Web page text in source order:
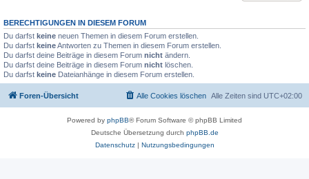
BERECHTIGUNGEN IN DIESEM FORUM
Du darfst keine neuen Themen in diesem Forum erstellen.
Du darfst keineAntworten zu Themen in diesem Forum erstellen.
Du darfst deine Beiträge in diesem Forum nicht ändern.
Du darfst deine Beiträge in diesem Forum nicht löschen.
Du darfst keine Dateianhänge in diesem Forum erstellen.
Foren-Übersicht Alle Zeiten sind UTC+02:00
Alle Cookies löschen
Powered by phpBB® Forum Software © phpBB Limited
Deutsche Übersetzung durch phpBB.de
Datenschutz| Nutzungsbedingungen